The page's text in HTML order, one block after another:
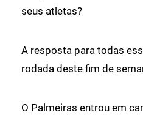
seus atletas?
A resposta para todas
rodada deste fim de
O Palmeiras entrou em